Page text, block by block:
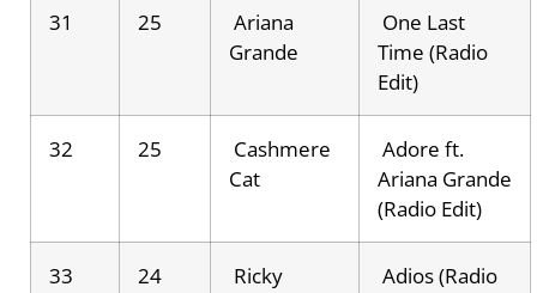
31 25
Ariana
Grande
One Last
Time (Radio
Edit)
32 25
Cashmere
Cat
Adore ft.
Ariana Grande
(Radio Edit)
33 24
Ricky
Adios (Radio